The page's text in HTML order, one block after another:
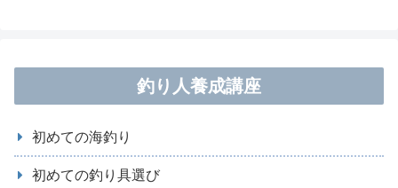
釣り人養成講座
初めての海釣り
初めての釣り具選び